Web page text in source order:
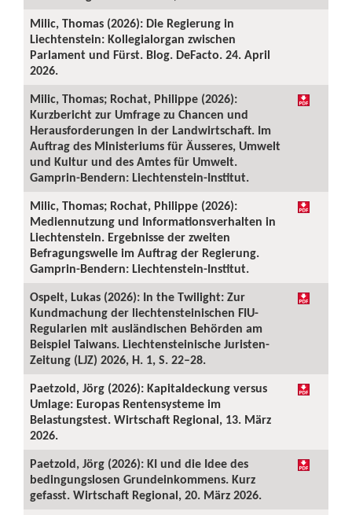
Milic, Thomas (2026): Die Regierung in
Liechtenstein: Kollegialorgan zwischen
Parlament und Fürst. Blog. DeFacto. 24. April
2026.
Milic, Thomas; Rochat, Philippe (2026):
Kurzbericht zur Umfrage zu Chancen und
Herausforderungen in der Landwirtschaft. Im
Auftrag des Ministeriums für Äusseres, Umwelt
und Kultur und des Amtes für Umwelt.
Gamprin-Bendern: Liechtenstein-Institut.
Milic, Thomas; Rochat, Philippe (2026):
Mediennutzung und Informationsverhalten in
Liechtenstein. Ergebnisse der zweiten
Befragungswelle im Auftrag der Regierung.
Gamprin-Bendern: Liechtenstein-Institut.
Ospelt, Lukas (2026): In the Twilight: Zur
Kundmachung der liechtensteinischen FIU-
Regularien mit ausländischen Behörden am
Beispiel Taiwans. Liechtensteinische Juristen-
Zeitung (LJZ) 2026, H. 1, S. 22–28.
Paetzold, Jörg (2026): Kapitaldeckung versus
Umlage: Europas Rentensysteme im
Belastungstest. Wirtschaft Regional, 13. März
2026.
Paetzold, Jörg (2026): KI und die Idee des
bedingungslosen Grundeinkommens. Kurz
gefasst. Wirtschaft Regional, 20. März 2026.